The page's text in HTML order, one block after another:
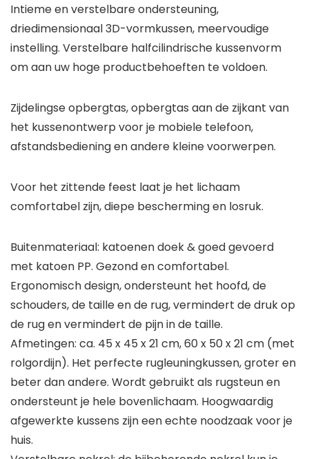
Intieme en verstelbare ondersteuning,
driedimensionaal 3D-vormkussen, meervoudige
instelling. Verstelbare halfcilindrische kussenvorm
om aan uw hoge productbehoeften te voldoen.
Zijdelingse opbergtas, opbergtas aan de zijkant van
het kussenontwerp voor je mobiele telefoon,
afstandsbediening en andere kleine voorwerpen.
Voor het zittende feest laat je het lichaam
comfortabel zijn, diepe bescherming en losruk.
Buitenmateriaal: katoenen doek & goed gevoerd
met katoen PP. Gezond en comfortabel.
Ergonomisch design, ondersteunt het hoofd, de
schouders, de taille en de rug, vermindert de druk op
de rug en vermindert de pijn in de taille.
Afmetingen: ca. 45 x 45 x 21 cm, 60 x 50 x 21 cm (met
rolgordijn). Het perfecte rugleuningkussen, groter en
beter dan andere. Wordt gebruikt als rugsteun en
ondersteunt je hele bovenlichaam. Hoogwaardig
afgewerkte kussens zijn een echte noodzaak voor je
huis.